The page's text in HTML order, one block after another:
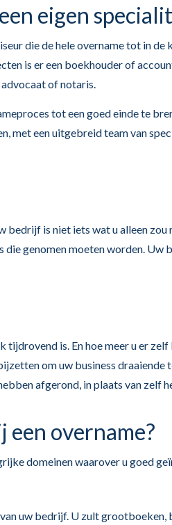
eigen
die de hele overname tot in
is er een boekhouder of
of notaris.
tot een goed einde te
met een uitgebreid team van
bedrijf is niet iets wat u alleen
die genomen moeten worden.
is. En hoe meer u er
om uw business draaiende
afgerond, in plaats van zelf
een overname?
domeinen waarover u goed
uw bedrijf. U zult grootboeken,